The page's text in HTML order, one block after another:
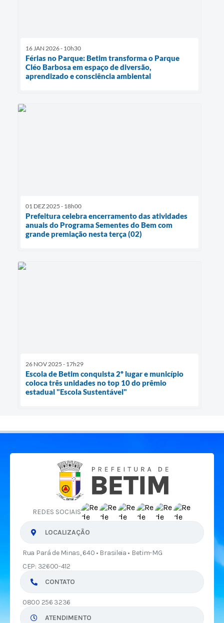
16 JAN 2026 - 10h30
Férias no Parque: Betim transforma o Parque
Cléo Barbosa em espaço de diversão,
aprendizado e consciência ambiental
01 DEZ 2025 - 18h00
Prefeitura celebra encerramento das atividades
anuais do Programa Sementes do Bem com
grande premiação nesta terça (02)
26 NOV 2025 - 17h29
Escola de Betim conquista 2º lugar e município
coloca três unidades no top 10 do prêmio
estadual "Escola Sustentável"
REDES SOCIAIS
LOCALIZAÇÃO
Rua Pará de Minas, 640 • Brasileia • Betim-MG
CEP: 32600-412
CONTATO
0800 256 3236
ATENDIMENTO